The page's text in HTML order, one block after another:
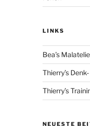
LINKS
Bea’s
Thierry’s
Thierry’s
NEUESTE